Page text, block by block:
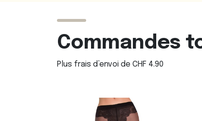
Commandes
Plus frais d’envoi de CHF 4.90